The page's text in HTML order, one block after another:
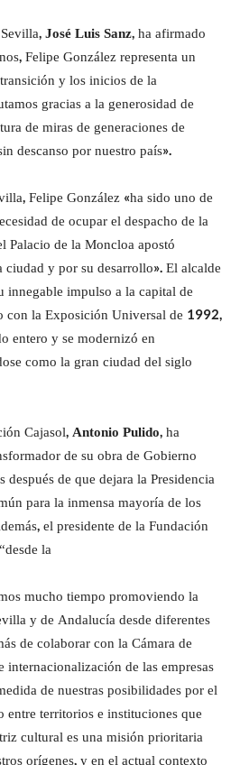
José Luis Sanz, ha afirmado
Felipe González representa un
y los inicios de la
gracias a la generosidad de
de miras de generaciones de
descanso por nuestro país».
Felipe González «ha sido uno de
de ocupar el despacho de la
Palacio de la Moncloa apostó
y por su desarrollo». El alcalde
innegable impulso a la capital de
con la Exposición Universal de 1992,
entero y se modernizó en
como la gran ciudad del siglo
Cajasol,Antonio Pulido, ha
de su obra de Gobierno
de que dejara la Presidencia
para la inmensa mayoría de los
el presidente de la Fundación
la
mucho tiempo promoviendo la
y de Andalucía desde diferentes
de colaborar con la Cámara de
de las empresas
de nuestras posibilidades por el
territorios e instituciones que
cultural es una misión prioritaria